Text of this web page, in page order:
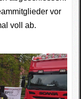
vor
voll ab.